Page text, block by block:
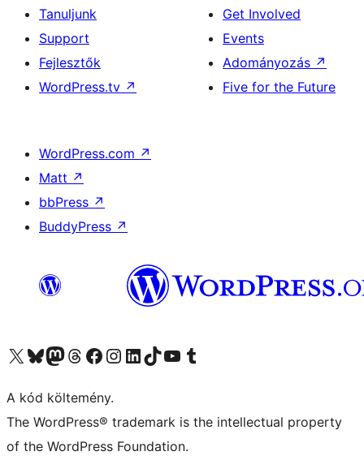
Tanuljunk
Support
Fejlesztők
WordPress.tv ↗
Get Involved
Events
Adományozás ↗
Five for the Future
WordPress.com ↗
Matt ↗
bbPress ↗
BuddyPress ↗
Visit our X (formerly Twitter) account
Visit our Bluesky account
Twitter csatornánk
Visit our Threads account
Facebook oldalunk megtekintése
Visit our Instagram account
Visit our LinkedIn account
Visit our TikTok account
Visit our YouTube channel
Visit our Tumblr account
A kód költemény.
The WordPress® trademark is the intellectual property
of the WordPress Foundation.